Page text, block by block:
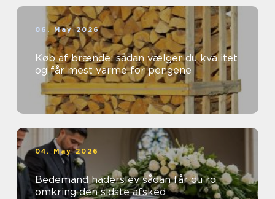
06. May 2026
Køb af brænde: sådan vælger du kvalitet
og får mest varme for pengene
04. May 2026
Bedemand haderslev sådan får du ro
omkring den sidste afsked